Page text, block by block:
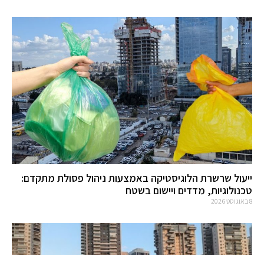
ייעול שרשרת הלוגיסטיקה באמצעות ניהול פסולת מתקדם:
טכנולוגיות, מדדים ויישום בשטח
8 באוגוסט 2026